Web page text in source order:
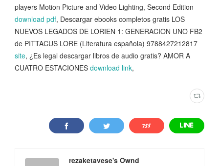
players Motion Picture and Video Lighting, Second Edition
download pdf, Descargar ebooks completos gratis LOS
NUEVOS LEGADOS DE LORIEN 1: GENERACION UNO FB2
de PITTACUS LORE (Literatura española) 9788427212817
site, ¿Es legal descargar libros de audio gratis? AMOR A
CUATRO ESTACIONES download link,
rezaketavese's Ownd